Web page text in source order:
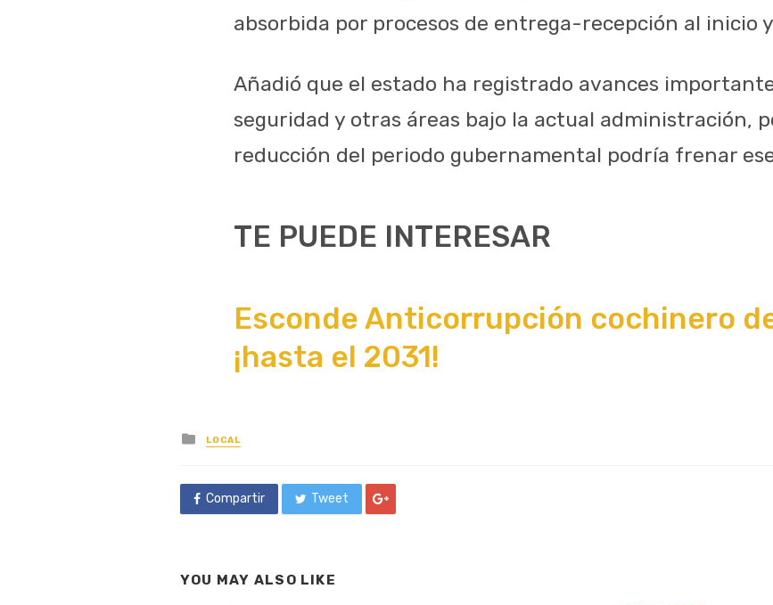
absorbida por procesos de entrega-recepción al inicio
Añadió que el estado ha registrado avances
seguridad y otras áreas bajo la actual administración,
reducción del periodo gubernamental podría frenar
TE PUEDE INTERESAR
Esconde Anticorrupción cochinero
¡hasta el 2031!
Posted
in
LOCAL
Compartir Tweet
YOU MAY ALSO LIKE